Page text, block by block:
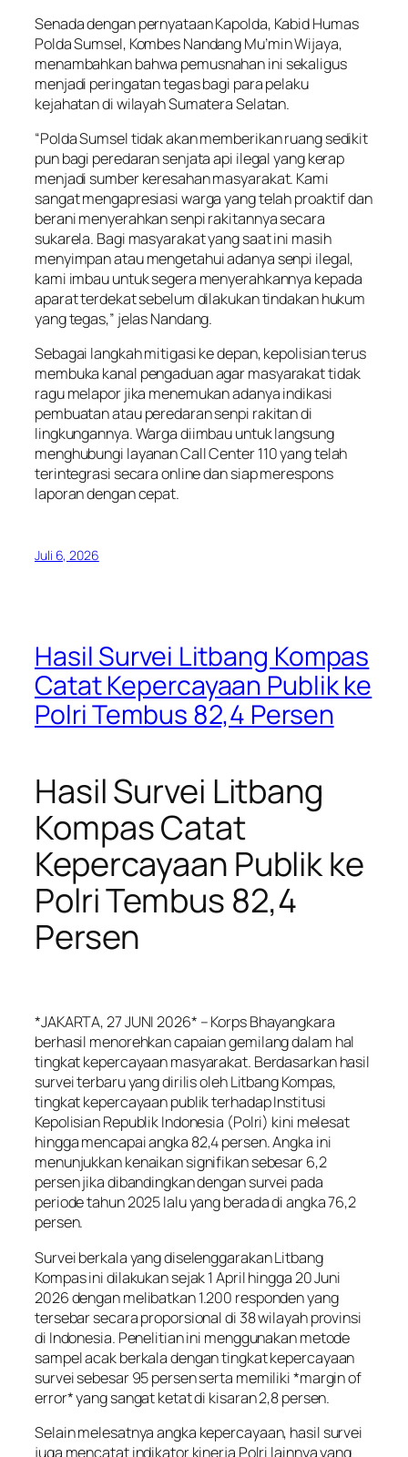
Senada dengan pernyataan Kapolda, Kabid Humas
Polda Sumsel, Kombes Nandang Mu’min Wijaya,
menambahkan bahwa pemusnahan ini sekaligus
menjadi peringatan tegas bagi para pelaku
kejahatan di wilayah Sumatera Selatan.
“Polda Sumsel tidak akan memberikan ruang sedikit
pun bagi peredaran senjata api ilegal yang kerap
menjadi sumber keresahan masyarakat. Kami
sangat mengapresiasi warga yang telah proaktif dan
berani menyerahkan senpi rakitannya secara
sukarela. Bagi masyarakat yang saat ini masih
menyimpan atau mengetahui adanya senpi ilegal,
kami imbau untuk segera menyerahkannya kepada
aparat terdekat sebelum dilakukan tindakan hukum
yang tegas,” jelas Nandang.
Sebagai langkah mitigasi ke depan, kepolisian terus
membuka kanal pengaduan agar masyarakat tidak
ragu melapor jika menemukan adanya indikasi
pembuatan atau peredaran senpi rakitan di
lingkungannya. Warga diimbau untuk langsung
menghubungi layanan Call Center 110 yang telah
terintegrasi secara online dan siap merespons
laporan dengan cepat.
Juli 6, 2026
Hasil Survei Litbang Kompas
Catat Kepercayaan Publik ke
Polri Tembus 82,4 Persen
Hasil Survei Litbang
Kompas Catat
Kepercayaan Publik ke
Polri Tembus 82,4
Persen
*JAKARTA, 27 JUNI 2026* – Korps Bhayangkara
berhasil menorehkan capaian gemilang dalam hal
tingkat kepercayaan masyarakat. Berdasarkan hasil
survei terbaru yang dirilis oleh Litbang Kompas,
tingkat kepercayaan publik terhadap Institusi
Kepolisian Republik Indonesia (Polri) kini melesat
hingga mencapai angka 82,4 persen. Angka ini
menunjukkan kenaikan signifikan sebesar 6,2
persen jika dibandingkan dengan survei pada
periode tahun 2025 lalu yang berada di angka 76,2
persen.
Survei berkala yang diselenggarakan Litbang
Kompas ini dilakukan sejak 1 April hingga 20 Juni
2026 dengan melibatkan 1.200 responden yang
tersebar secara proporsional di 38 wilayah provinsi
di Indonesia. Penelitian ini menggunakan metode
sampel acak berkala dengan tingkat kepercayaan
survei sebesar 95 persen serta memiliki *margin of
error* yang sangat ketat di kisaran 2,8 persen.
Selain melesatnya angka kepercayaan, hasil survei
juga mencatat indikator kinerja Polri lainnya yang